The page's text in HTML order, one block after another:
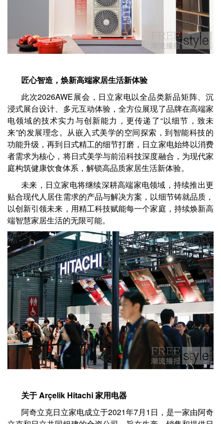
匠心智造，焕新高端家居生活新体验
此次2026AWE展会，日立家电以全品类新品矩阵、沉
浸式展台设计、多元互动体验，全方位展现了品牌在高端家
电领域的技术实力与创新能力，更传递了“以细节，致未
来”的发展理念。从嵌入式美学的空间探索，到智能科技的
功能升级，再到日式精工的细节打磨，日立家电始终以消费
者需求为核心，将日式美学与前沿科技深度融合，为现代家
庭构筑健康饮食体系，解锁高品质家居生活新体验。
未来，日立家电将继续深耕高端家电领域，持续推出更
贴合现代人居住需求的产品与解决方案，以细节铸就品质，
以创新引领未来，用精工科技赋能每一个家庭，持续焕新高
端智慧家居生活的无限可能。
​关于Arçelik Hitachi 家用电器
阿奇立克日立家电成立于2021年7月1日，是一家由阿奇